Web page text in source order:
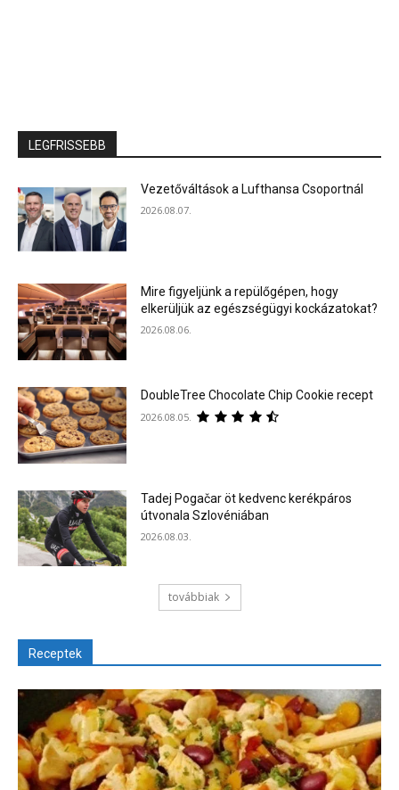
LEGFRISSEBB
Vezetőváltások a Lufthansa Csoportnál
2026.08.07.
Mire figyeljünk a repülőgépen, hogy
elkerüljük az egészségügyi kockázatokat?
2026.08.06.
DoubleTree Chocolate Chip Cookie recept
2026.08.05.
Tadej Pogačar öt kedvenc kerékpáros
útvonala Szlovéniában
2026.08.03.
továbbiak
Receptek